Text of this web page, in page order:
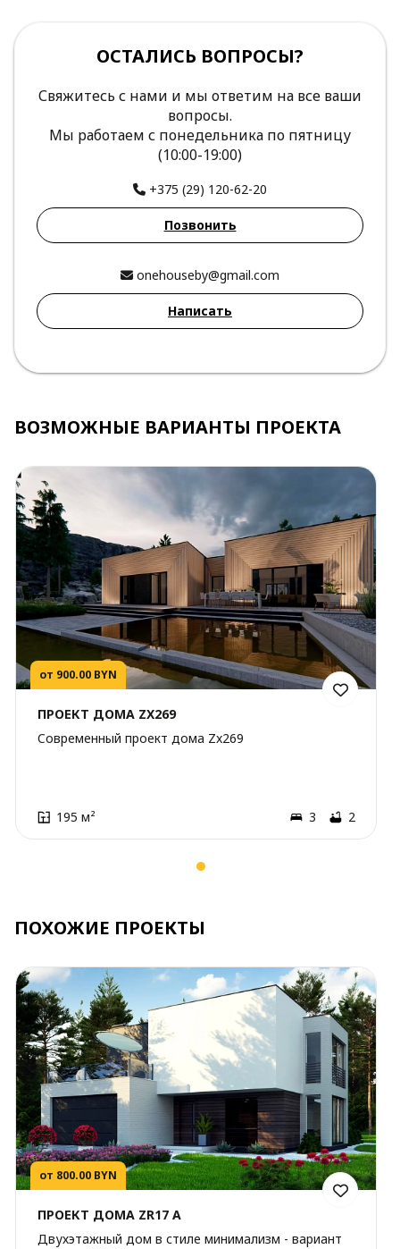
ОСТАЛИСЬ ВОПРОСЫ?
Свяжитесь с нами и мы ответим на все ваши
вопросы.
Мы работаем с понедельника по пятницу
(10:00-19:00)
+375 (29) 120-62-20
Позвонить
onehouseby@gmail.com
Написать
ВОЗМОЖНЫЕ ВАРИАНТЫ ПРОЕКТА
от 900.00 BYN
ПРОЕКТ ДОМА ZX269
Cовременный проект дома Zx269
195 м² 3 2
ПОХОЖИЕ ПРОЕКТЫ
от 800.00 BYN
ПРОЕКТ ДОМА ZR17 A
Двухэтажный дом в стиле минимализм - вариант